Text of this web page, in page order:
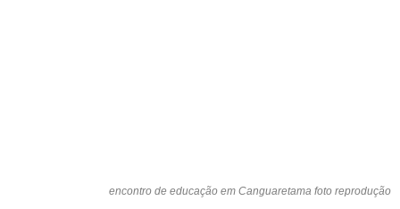
encontro de educação em Canguaretama foto reprodução